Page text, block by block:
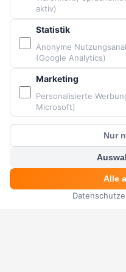
MENÜ
Barrierefreiheit
Sitemap
PARTNER & MARKEN
Vittorazi Motoren MY25
Airconception
Apco Aviation
BGD
aktiv)
Statistik
Anonyme
(Google Analytics)
Marketing
Personalisierte
Microsoft)
Nur
Alle